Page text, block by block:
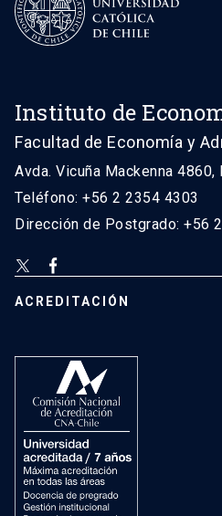
Instituto de
Facultad de Economía y
Avda. Vicuña Mackenna
Teléfono: +56 2 2354 4303
Dirección de Postgrado: +56
ACREDITACIÓN